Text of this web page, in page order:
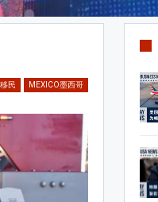
民 MEXICO墨西哥